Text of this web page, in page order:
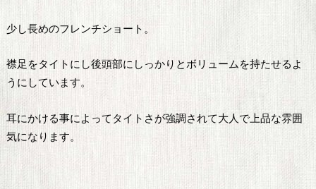
少し長めのフレンチショート。
襟足をタイトにし後頭部にしっかりとボリュームを持たせるよ
うにしています。
耳にかける事によってタイトさが強調されて大人で上品な雰囲
気になります。